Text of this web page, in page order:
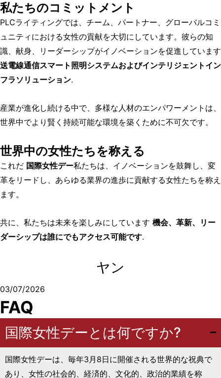
私たちのコミットメント
PLCライティングでは、チーム、パートナー、グローバルコミ
ュニティにおける女性の貢献を大切にしています。彼らの知
識、献身、リーダーシップがイノベーションを促進しています
送電線通信スマート照明システムおよびインテリジェントイン
フラソリューション.
産業が進化し続ける中で、多様な人材のエンパワーメントは、
世界中でより賢く持続可能な環境を築くために不可欠です。
世界中の女性たちを称える
これだ 国際女性デー私たちは、イノベーションを鼓舞し、変
革をリードし、あらゆる業界の進歩に貢献する女性たちを称え
ます。
共に、私たちは未来を楽しみにしています 機会、革新、リー
ダーシップは誰にでもアクセス可能です.
ヤン
03/07/2026
FAQ
国際女性デーとは何ですか?
国際女性デーは、毎年3月8日に開催される世界的な祝典で
あり、女性の社会的、経済的、文化的、政治的業績を称